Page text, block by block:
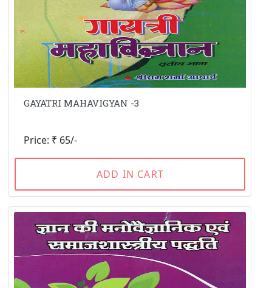
GAYATRI MAHAVIGYAN -3
Price: ₹ 65/-
ADD IN CART